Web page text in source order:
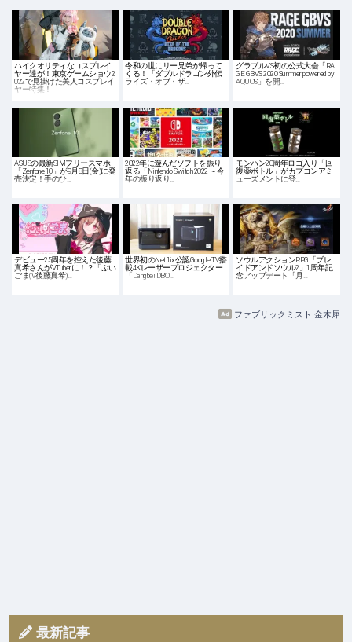
ハイクオリティなコスプレイ
ヤー達が！東京ゲームショウ2
022で見掛けた美人コスプレイ
ヤー特集！
令和の世にリー兄弟が帰って
くる！「ダブルドラゴン外伝
ライズ・オブ・ザ…
グラブルVS初の公式大会「RA
GE GBVS 2020 Summer powered by
AQUOS」を開…
ASUSの最新SIMフリースマホ
「Zenfone 10」が9月8日(金)に発
売決定！手のひ…
2022年に遊んだソフトを振り
返る「Nintendo Switch 2022 ～今
年の振り返り…
モンハン20周年ロゴ入り「回
復薬ボトル」がカプコンアミ
ューズメントに登…
デビュー25周年を控えた後藤
真希さんがVTuberに！？「ぶい
ごま(V後藤真希)…
世界初のNetflix公認Google TV搭
載4Kレーザープロジェクター
「Dangbei DBO…
ソウルアクションRPG「ブレ
イドアンドソウル2」1周年記
念アップデート「月…
ファブリックミスト 金木犀
最新記事